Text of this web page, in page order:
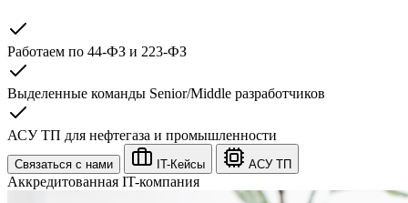
Работаем по 44-ФЗ и 223-ФЗ
Выделенные команды Senior/Middle разработчиков
АСУ ТП для нефтегаза и промышленности
Связаться с нами IT-Кейсы АСУ ТП
Аккредитованная IT-компания